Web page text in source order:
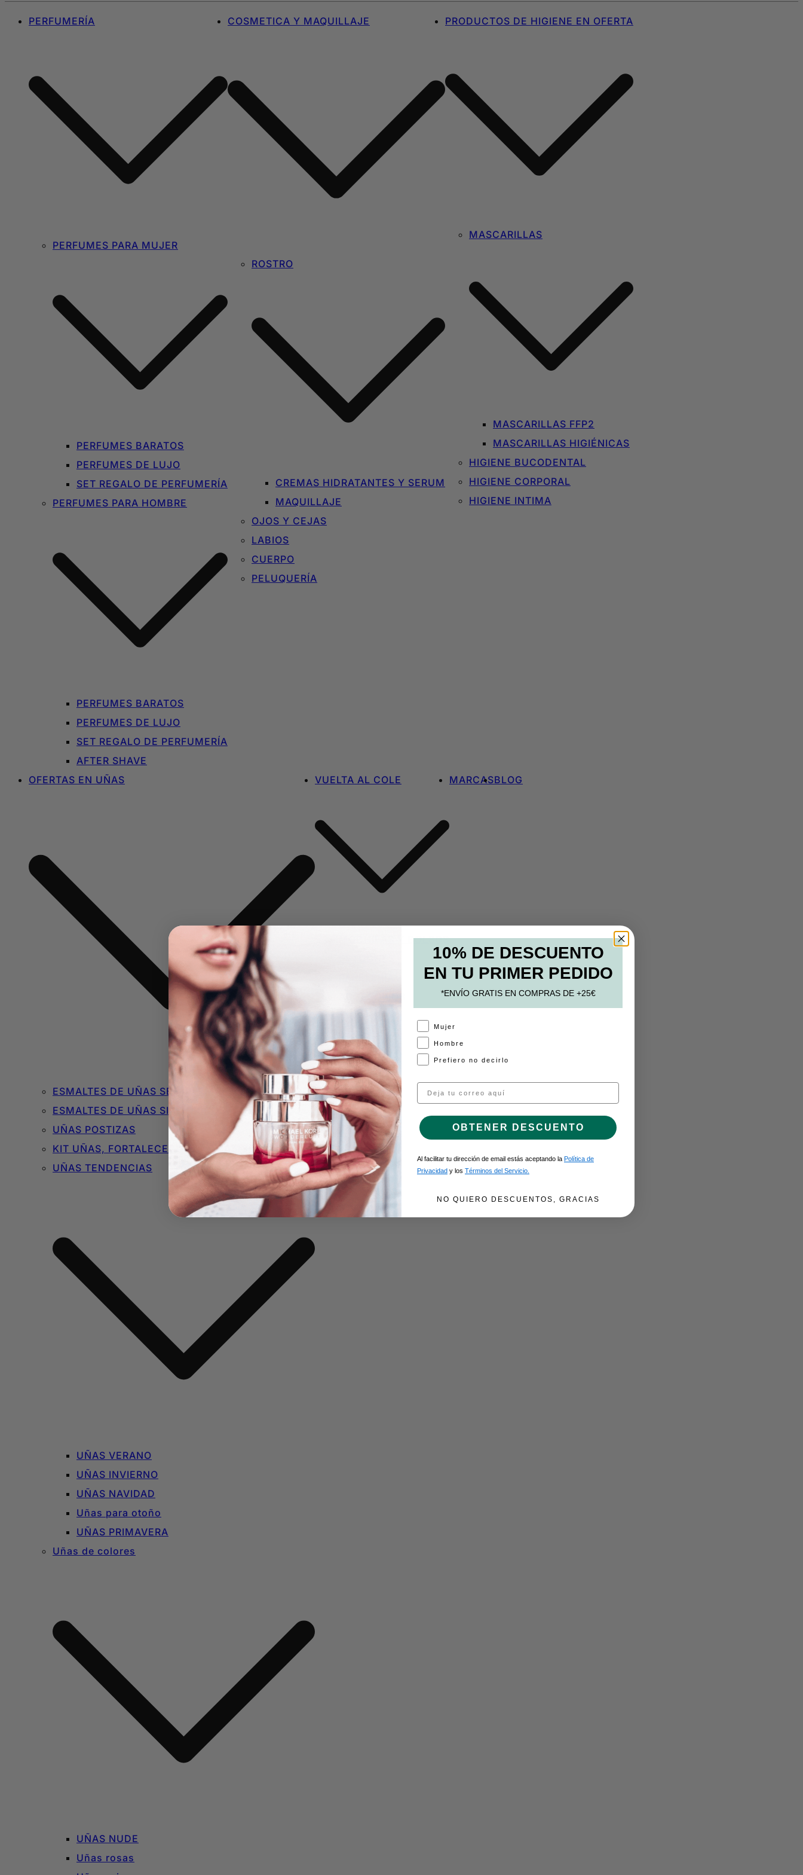
PERFUMERÍA
PERFUMES PARA MUJER
PERFUMES BARATOS
PERFUMES DE LUJO
SET REGALO DE PERFUMERÍA
PERFUMES PARA HOMBRE
PERFUMES BARATOS
PERFUMES DE LUJO
SET REGALO DE PERFUMERÍA
AFTER SHAVE
COSMETICA Y MAQUILLAJE
ROSTRO
CREMAS HIDRATANTES Y SERUM
MAQUILLAJE
OJOS Y CEJAS
LABIOS
CUERPO
PELUQUERÍA
PRODUCTOS DE HIGIENE EN OFERTA
MASCARILLAS
MASCARILLAS FFP2
MASCARILLAS HIGIÉNICAS
HIGIENE BUCODENTAL
HIGIENE CORPORAL
HIGIENE INTIMA
OFERTAS EN UÑAS
ESMALTES DE UÑAS SEMIPERMANENTES O DE GEL
ESMALTES DE UÑAS SIN TÓXICOS
UÑAS POSTIZAS
KIT UÑAS, FORTALECEDORES Y BÁSICOS
UÑAS TENDENCIAS
UÑAS VERANO
UÑAS INVIERNO
UÑAS NAVIDAD
Uñas para otoño
UÑAS PRIMAVERA
Uñas de colores
UÑAS NUDE
Uñas rosas
VUELTA AL COLE
MOCHILAS Y BOLSOS
MARCASBLOG
10% DE DESCUENTO
EN TU PRIMER PEDIDO
*ENVÍO GRATIS EN COMPRAS DE +25€
A Mujer
Hombre
Prefiero no decirlo
Email
OBTENER DESCUENTO
Al facilitar tu dirección de email estás aceptando la Política de
Privacidad y los Términos del Servicio.
NO QUIERO DESCUENTOS, GRACIAS